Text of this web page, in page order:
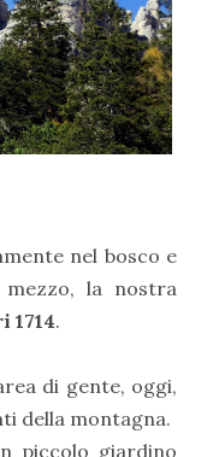
nel bosco e
la nostra
1714.
di gente, oggi,
della montagna.
piccolo giardino